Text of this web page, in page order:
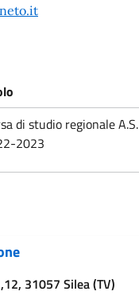
di studio regionale A.S.
2023
31057 Silea (TV)